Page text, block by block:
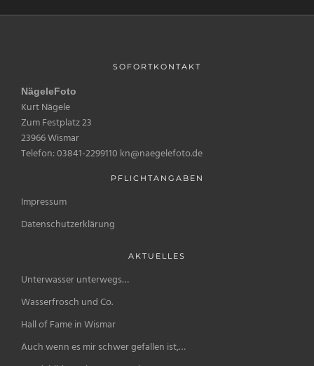
SOFORTKONTAKT
NägeleFoto
Kurt Nägele
Zum Festplatz 23
23966 Wismar
Telefon: 03841-2299110 kn@naegelefoto.de
PFLICHTANGABEN
Impressum
Datenschutzerklärung
AKTUELLES
Unterwasser unterwegs…
Wasserfrosch und Co.
Hall of Fame in Wismar
Auch wenn es mir schwer gefallen ist,…